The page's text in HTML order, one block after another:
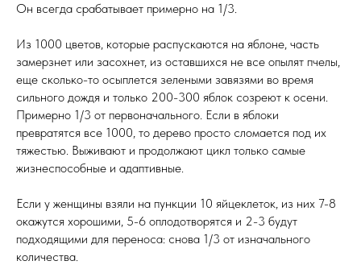
Он всегда срабатывает примерно на 1/3.
Из 1000 цветов, которые распускаются на яблоне, часть
замерзнет или засохнет, из оставшихся не все опылят пчелы,
еще сколько-то осыплется зелеными завязями во время
сильного дождя и только 200-300 яблок созреют к осени.
Примерно 1/3 от первоначального. Если в яблоки
превратятся все 1000, то дерево просто сломается под их
тяжестью. Выживают и продолжают цикл только самые
жизнеспособные и адаптивные.
Если у женщины взяли на пункции 10 яйцеклеток, из них 7-8
окажутся хорошими, 5-6 оплодотворятся и 2-3 будут
подходящими для переноса: снова 1/3 от изначального
количества.